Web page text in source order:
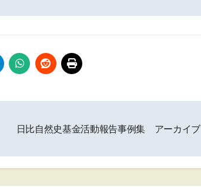
日比自然史基金活動報告事例集 アーカイブ